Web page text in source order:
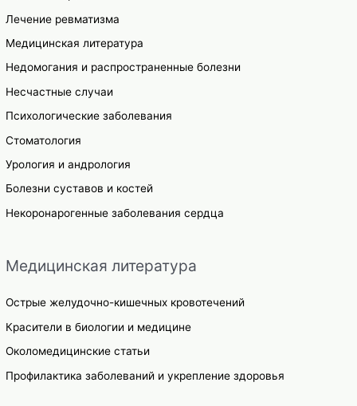
Лечение ревматизма
Медицинская литература
Недомогания и распространенные болезни
Несчастные случаи
Психологические заболевания
Стоматология
Урология и андрология
Болезни суставов и костей
Некоронарогенные заболевания сердца
Медицинская литература
Острые желудочно-кишечных кровотечений
Красители в биологии и медицине
Околомедицинские статьи
Профилактика заболеваний и укрепление здоровья